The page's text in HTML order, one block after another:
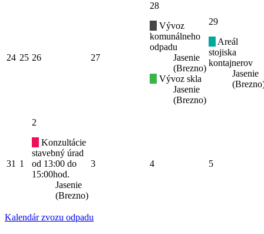
24 25 26 27
28
Vývoz
komunálneho
odpadu
Jasenie
(Brezno)
Vývoz skla
Jasenie
(Brezno)
29
Areál
stojiska
kontajnerov
Jasenie
31 1
2
Konzultácie
stavebný úrad
od 13:00 do
15:00hod.
Jasenie
(Brezno)
3 4 5
Kalendár zvozu odpadu